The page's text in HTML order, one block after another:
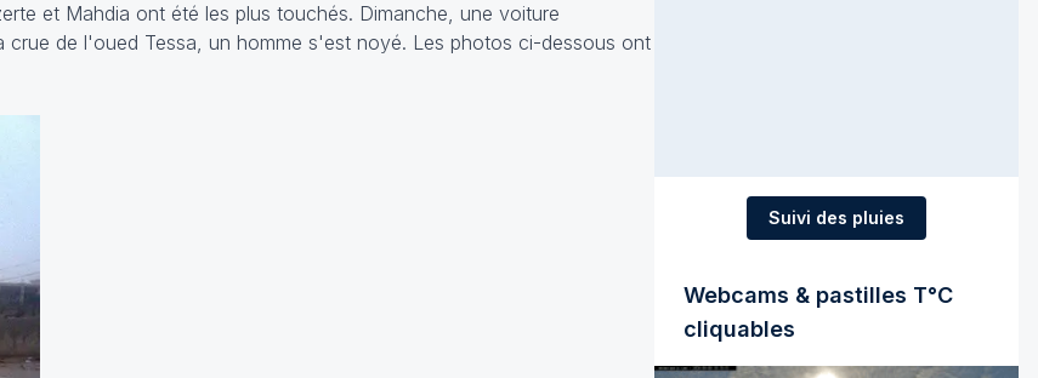
et Mahdia ont été les plus touchés. Dimanche, une voiture
crue de l'oued Tessa, un homme s'est noyé. Les photos ci-dessous ont
Suivi des pluies
Webcams & pastilles T°C
cliquables